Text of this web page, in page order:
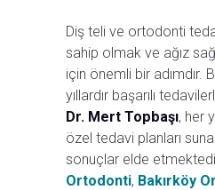
Diş teli ve ortodonti
sahip olmak ve ağız
için önemli bir adımdır.
yıllardır başarılı
Dr. Mert Topbaşı, her
özel tedavi planları
sonuçlar elde
Ortodonti, Bakırköy